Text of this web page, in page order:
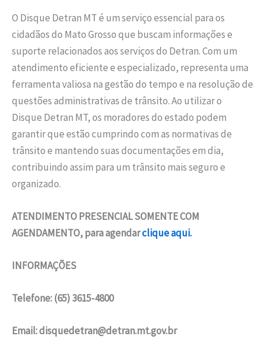
O Disque Detran MT é um serviço essencial para os
cidadãos do Mato Grosso que buscam informações e
suporte relacionados aos serviços do Detran. Com um
atendimento eficiente e especializado, representa uma
ferramenta valiosa na gestão do tempo e na resolução de
questões administrativas de trânsito. Ao utilizar o
Disque Detran MT, os moradores do estado podem
garantir que estão cumprindo com as normativas de
trânsito e mantendo suas documentações em dia,
contribuindo assim para um trânsito mais seguro e
organizado.
ATENDIMENTO PRESENCIAL SOMENTE COM
AGENDAMENTO, para agendarclique aqui.
INFORMAÇÕES
Telefone: (65) 3615-4800
Email:disquedetran@detran.mt.gov.br